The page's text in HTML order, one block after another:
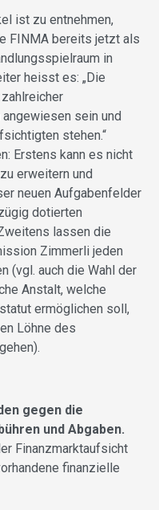
ist zu entnehmen,
FINMA bereits jetzt als
in
heisst es: „Die
sein und
stehen.“
Erstens kann es nicht
erweitern und
neuen Aufgabenfelder
dotierten
lassen die
Zimmerli jeden
(vgl. auch die Wahl der
Anstalt, welche
ermöglichen soll,
Löhne des
gegen die
und Abgaben.
Finanzmarktaufsicht
finanzielle